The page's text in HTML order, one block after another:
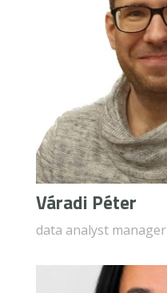
Váradi Péter
data analyst manager